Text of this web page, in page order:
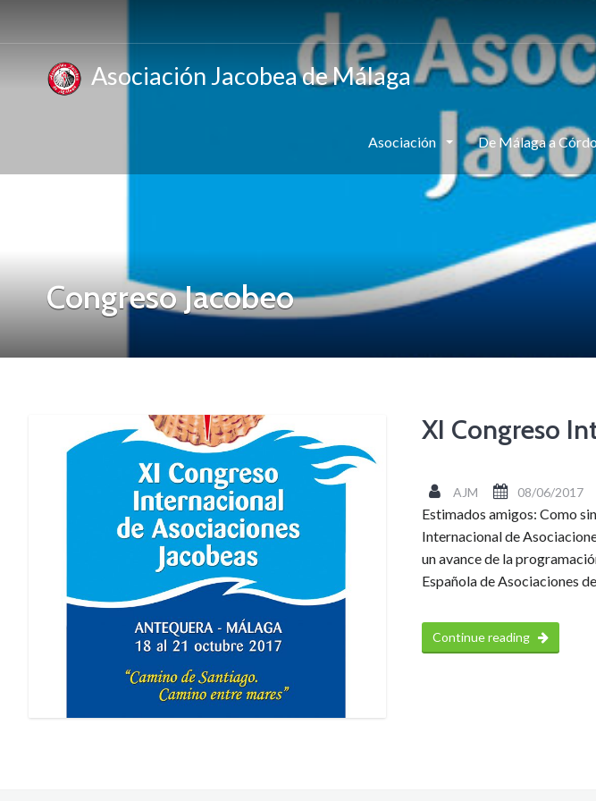
Asociación Jacobea de Málaga
Asociación De Málaga a
Congreso Jacobeo
XI Congreso
AJM 08/06/2017
Estimados amigos: Como
Internacional de
un avance de la
Española de Asociaciones
Continue reading